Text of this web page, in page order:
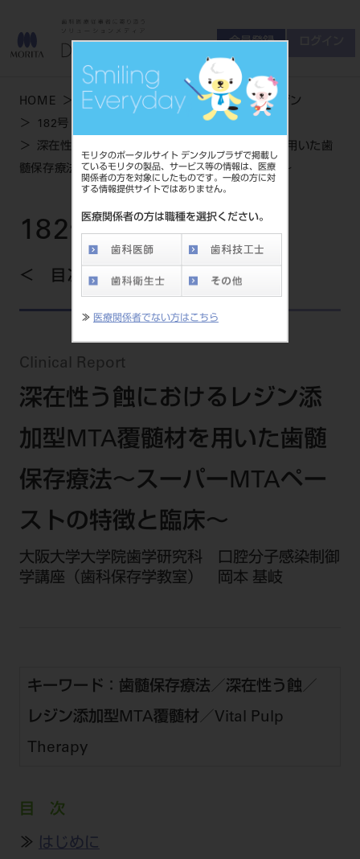
モリタのポータルサイト デンタルプラザで掲載し
ているモリタの製品、サービス等の情報は、医療
関係者の方を対象にしたものです。一般の方に対
する情報提供サイトではありません。
医療関係者の方は職種を選択ください。
≫ 医療関係者でない方はこちら
会員登録
HOME 学術・お役立ち情報
デンタルマガジン
182号 AUTUMN
深在性う蝕におけるレジン添加型MTA覆髄材を用いた歯
髄保存療法～スーパーMTAペーストの特徴と臨床～
182号 AUTUMN
目次を見る
Clinical Report
深在性う蝕におけるレジン添
加型MTA覆髄材を用いた歯髄
保存療法～スーパーMTAペー
ストの特徴と臨床～
大阪大学大学院歯学研究科 口腔分子感染制御
学講座（歯科保存学教室） 岡本 基岐
キーワード：歯髄保存療法／深在性う蝕／
レジン添加型MTA覆髄材／Vital Pulp
Therapy
目 次
≫
はじめに
お問い合わせ
商品について
セミナーについて
友の会について
ご開業について
会員登録 ログイン
製品情報トップ
製品カテゴリ
大型器械
チェア・ユニット関連
レーザー装置関連
その他設備機器
診療用材料
IT商品
モリタ友の会のご案内
モリタ友の会無料会員登録
サポート情報
製品から探す
カテゴリーから探す
メーカーから探す
デジタル製品サポート
商品に関するお問い合わせ
修理・メンテナンス等
セミナー・イベント
全てのセミナー・イベント
全種別
歯科技工士
歯科助手
学会・研究会
開業マニュアル
開業医インタビュー
歯科開業への道
DENTAL OFFICE セレクション
モリタ友の会
有料会員のご案内
勤務医会員
学術・お役立ち情報
高齢者歯科
pd style
はじめての方へ
pdとは
デンタルマガジン
ビデオライブラリー
ニュース
SNS
ショールーム
北海道
宮城
Dental Plaza Tokyo
MDSC